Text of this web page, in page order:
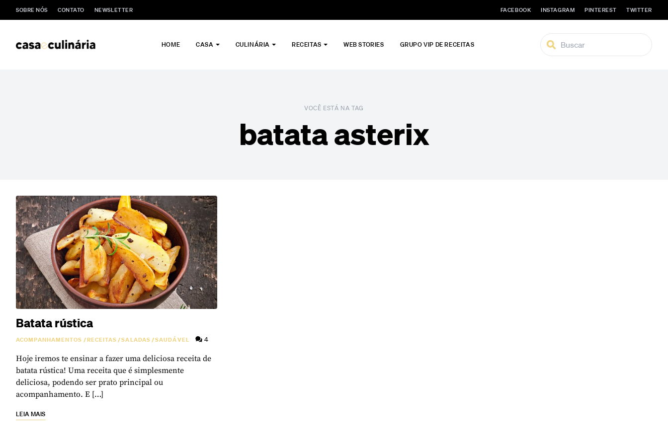
SOBRE NÓS CONTATO NEWSLETTER FACEBOOK INSTAGRAM PINTEREST TWITTER
HOME CASA CULINÁRIA RECEITAS WEB STORIES GRUPO VIP DE RECEITAS
VOCÊ ESTÁ NA TAG
batata asterix
Batata rústica
ACOMPANHAMENTOS /RECEITAS/SALADAS/SAUDÁVEL 4
Hoje iremos te ensinar a fazer uma deliciosa receita de
batata rústica! Uma receita que é simplesmente
deliciosa, podendo ser prato principal ou
acompanhamento. E […]
LEIA MAIS